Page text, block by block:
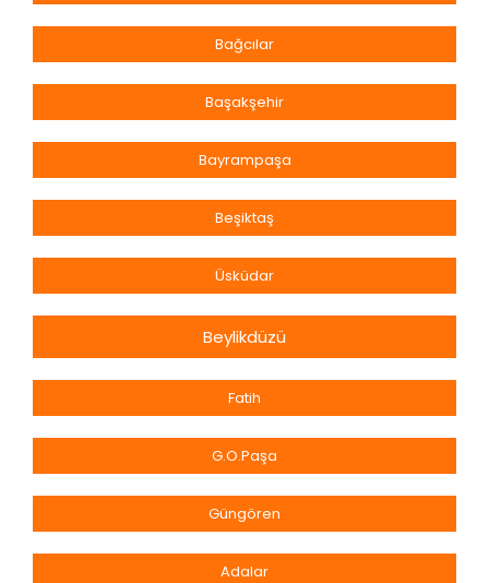
Bağcılar
Başakşehir
Bayrampaşa
Beşiktaş
Üsküdar
Beylikdüzü
Fatih
G.O.Paşa
Güngören
Adalar